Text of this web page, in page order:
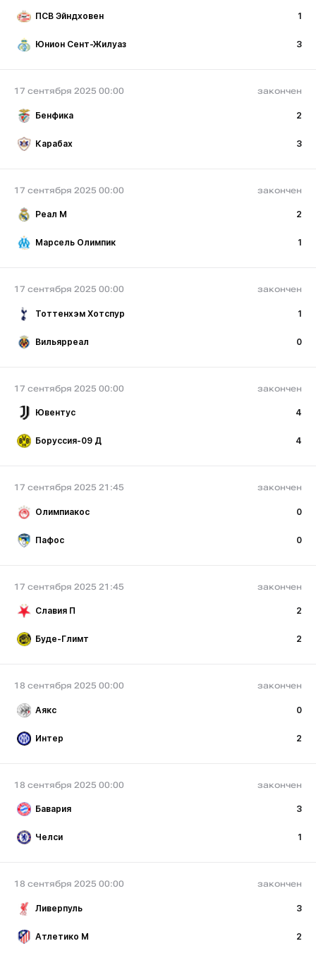
ПСВ Эйндховен 1
Юнион Сент-Жилуаз 3
17 сентября 2025 00:00 закончен
Бенфика 2
Карабах 3
17 сентября 2025 00:00 закончен
Реал М 2
Марсель Олимпик 1
17 сентября 2025 00:00 закончен
Тоттенхэм Хотспур 1
Вильярреал 0
17 сентября 2025 00:00 закончен
Ювентус 4
Боруссия-09 Д 4
17 сентября 2025 21:45 закончен
Олимпиакос 0
Пафос 0
17 сентября 2025 21:45 закончен
Славия П 2
Буде-Глимт 2
18 сентября 2025 00:00 закончен
Аякс 0
Интер 2
18 сентября 2025 00:00 закончен
Бавария 3
Челси 1
18 сентября 2025 00:00 закончен
Ливерпуль 3
Атлетико М 2